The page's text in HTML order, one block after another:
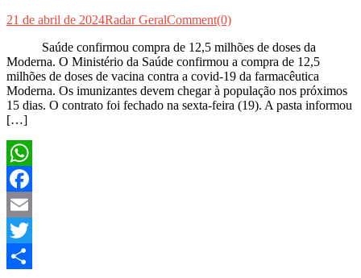
21 de abril de 2024Radar GeralComment(0)
Saúde confirmou compra de 12,5 milhões de doses da
Moderna. O Ministério da Saúde confirmou a compra de 12,5
milhões de doses de vacina contra a covid-19 da farmacêutica
Moderna. Os imunizantes devem chegar à população nos próximos
15 dias. O contrato foi fechado na sexta-feira (19). A pasta informou
[…]
WhatsApp
Facebook
Email
Twitter